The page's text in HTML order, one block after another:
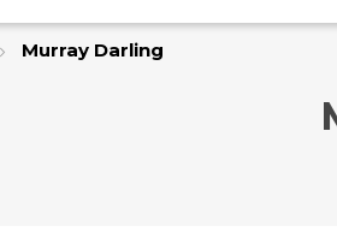
Murray Darling